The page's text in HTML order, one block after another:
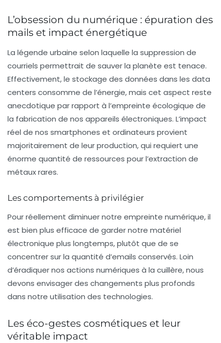
L’obsession du numérique : épuration des
mails et impact énergétique
La légende urbaine selon laquelle la suppression de
courriels permettrait de sauver la planète est tenace.
Effectivement, le stockage des données dans les data
centers consomme de l’énergie, mais cet aspect reste
anecdotique par rapport à l’empreinte écologique de
la fabrication de nos appareils électroniques. L’impact
réel de nos smartphones et ordinateurs provient
majoritairement de leur production, qui requiert une
énorme quantité de ressources pour l’extraction de
métaux rares.
Les comportements à privilégier
Pour réellement diminuer notre empreinte numérique, il
est bien plus efficace de garder notre matériel
électronique plus longtemps, plutôt que de se
concentrer sur la quantité d’emails conservés. Loin
d’éradiquer nos actions numériques à la cuillère, nous
devons envisager des changements plus profonds
dans notre utilisation des technologies.
Les éco-gestes cosmétiques et leur
véritable impact